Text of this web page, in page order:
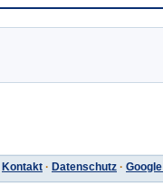
Kontakt · Datenschutz ·